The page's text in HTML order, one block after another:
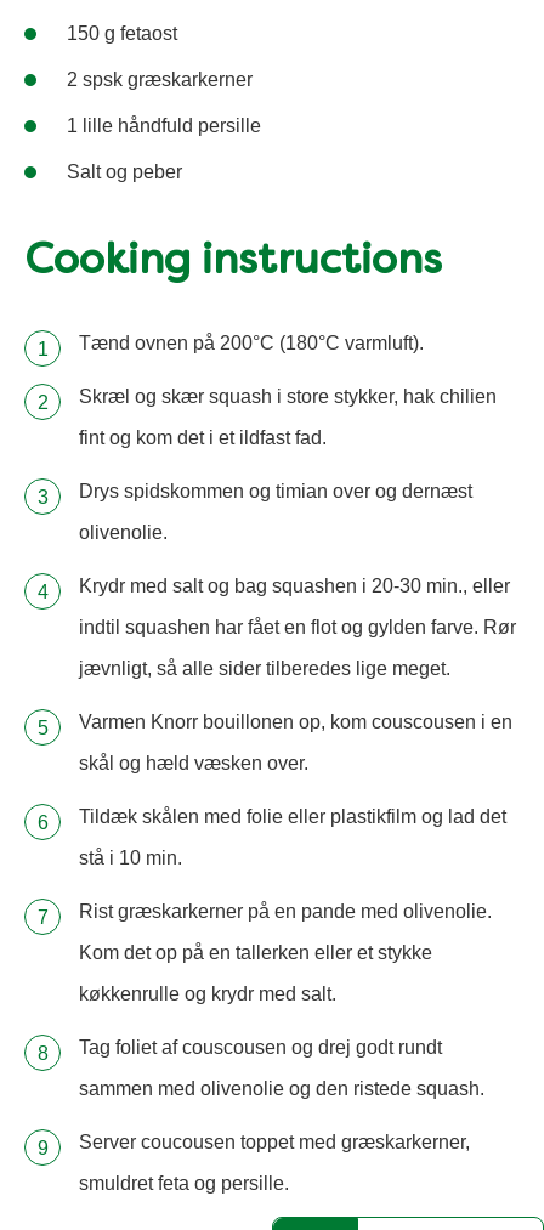
150 g fetaost
2 spsk græskarkerner
1 lille håndfuld persille
Salt og peber
Cooking instructions
Tænd ovnen på 200°C (180°C varmluft).
Skræl og skær squash i store stykker, hak chilien
fint og kom det i et ildfast fad.
Drys spidskommen og timian over og dernæst
olivenolie.
Krydr med salt og bag squashen i 20-30 min., eller
indtil squashen har fået en flot og gylden farve. Rør
jævnligt, så alle sider tilberedes lige meget.
Varmen Knorr bouillonen op, kom couscousen i en
skål og hæld væsken over.
Tildæk skålen med folie eller plastikfilm og lad det
stå i 10 min.
Rist græskarkerner på en pande med olivenolie.
Kom det op på en tallerken eller et stykke
køkkenrulle og krydr med salt.
Tag foliet af couscousen og drej godt rundt
sammen med olivenolie og den ristede squash.
Server coucousen toppet med græskarkerner,
smuldret feta og persille.